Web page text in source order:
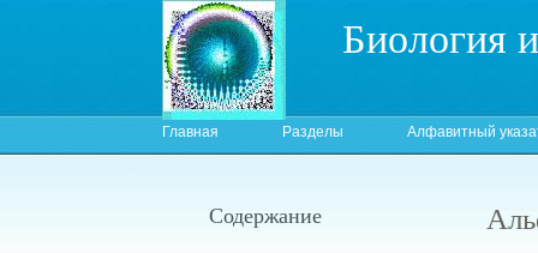
Биология
Главная Разделы Алфавитный
Содержание